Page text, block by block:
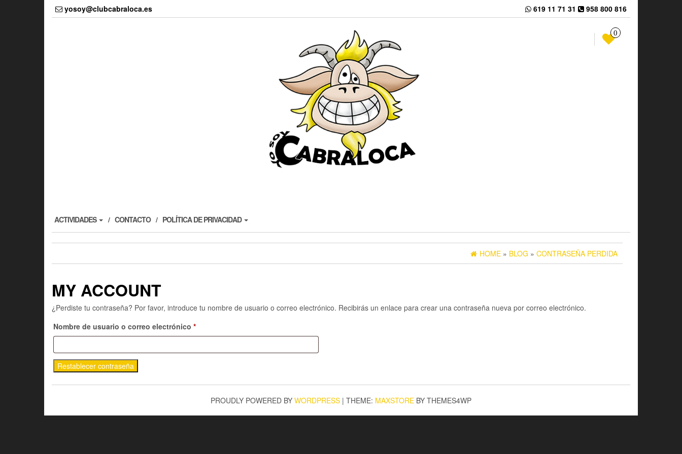
yosoy@clubcabraloca.es 619 11 71 31 958 800 816
0
ACTIVIDADES CONTACTO POLÍTICA DE PRIVACIDAD
HOME » BLOG » CONTRASEÑA PERDIDA
MY ACCOUNT
¿Perdiste tu contraseña? Por favor, introduce tu nombre de usuario o correo electrónico. Recibirás un enlace para crear una contraseña nueva por correo electrónico.
Nombre de usuario o correo electrónico *Obligatorio
Restablecer contraseña
PROUDLY POWERED BY WORDPRESS | THEME: MAXSTORE BY THEMES4WP